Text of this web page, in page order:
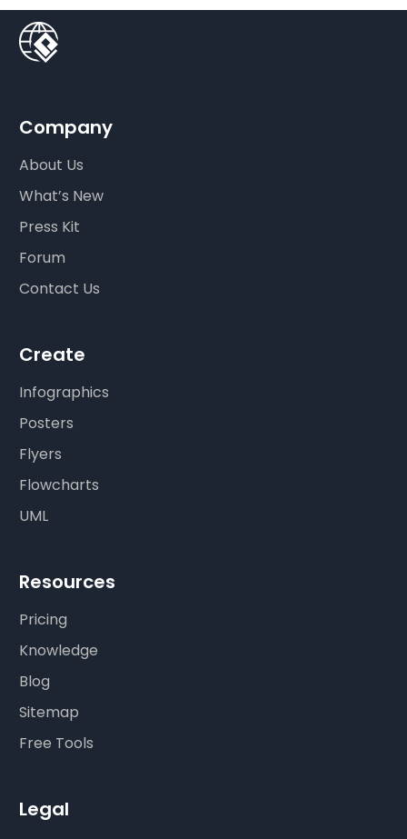
Company
About Us
What’s New
Press Kit
Forum
Contact Us
Create
Infographics
Posters
Flyers
Flowcharts
UML
Resources
Pricing
Knowledge
Blog
Sitemap
Free Tools
Legal